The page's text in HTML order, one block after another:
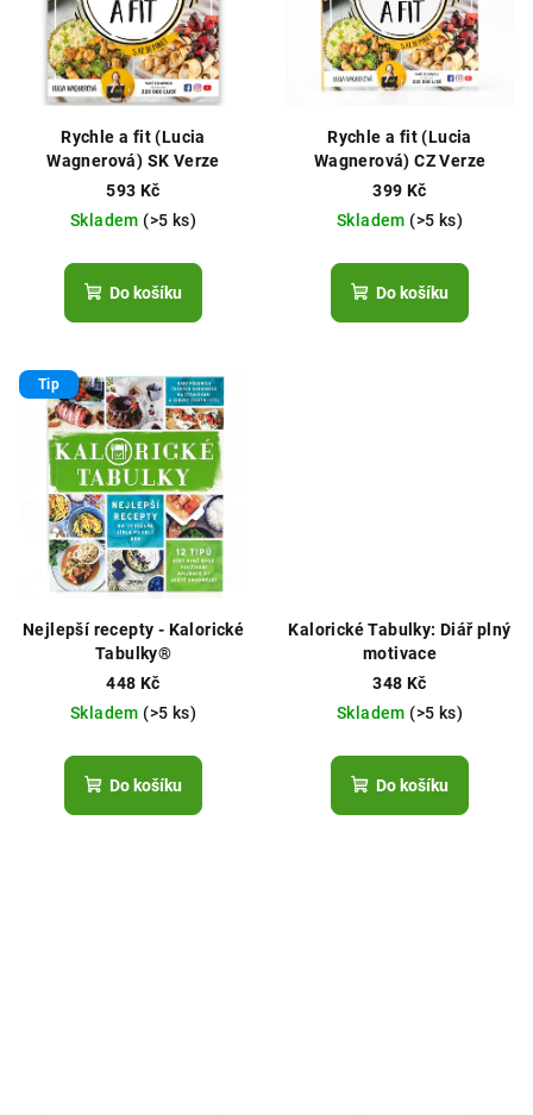
Rychle a fit (Lucia
Wagnerová) SK Verze
593 Kč
Skladem (>5 ks)
Do košíku
Rychle a fit (Lucia
Wagnerová) CZ Verze
399 Kč
Skladem (>5 ks)
Do košíku
Tip
Nejlepší recepty - Kalorické
Tabulky®
448 Kč
Skladem (>5 ks)
Do košíku
Kalorické Tabulky: Diář plný
motivace
348 Kč
Skladem (>5 ks)
Do košíku